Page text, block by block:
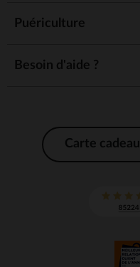
Puériculture
Besoin d'aide ?
Carte cadeau